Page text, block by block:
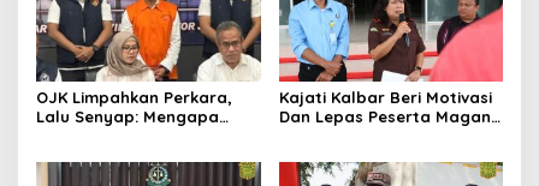
OJK Limpahkan Perkara,
Lalu Senyap: Mengapa
dari Pemberitaan?
Kajati Kalbar Beri Motivasi
Dan Lepas Peserta Magang